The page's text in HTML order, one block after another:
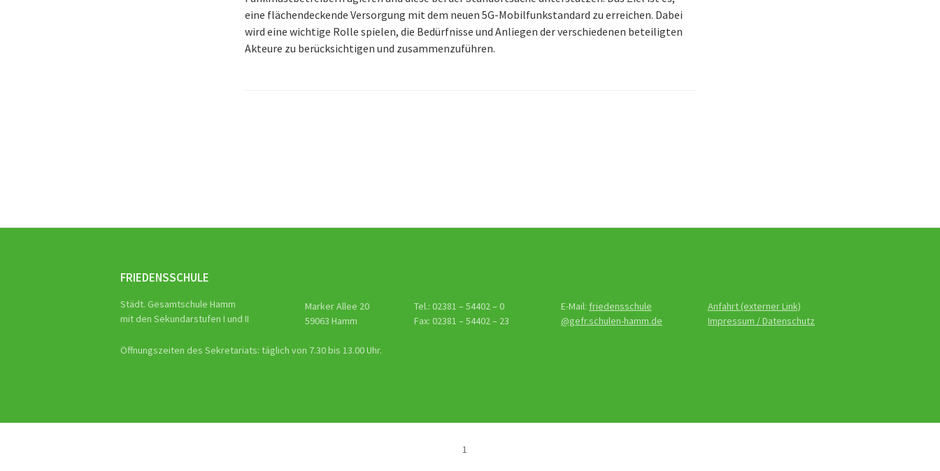
eine flächendeckende Versorgung mit dem neuen 5G-Mobilfunkstandard zu erreichen. Dabei
wird eine wichtige Rolle spielen, die Bedürfnisse und Anliegen der verschiedenen beteiligten
Akteure zu berücksichtigen und zusammenzuführen.
FRIEDENSSCHULE
Städt. Gesamtschule Hamm
mit den Sekundarstufen I und II
Marker Allee 20
59063 Hamm
Tel.: 02381 – 54402 – 0
Fax: 02381 – 54402 – 23
E-Mail: friedensschule
@gefr.schulen-hamm.de
Anfahrt (externer Link)
Impressum / Datenschutz
Öffnungszeiten des Sekretariats: täglich von 7.30 bis 13.00 Uhr.
1